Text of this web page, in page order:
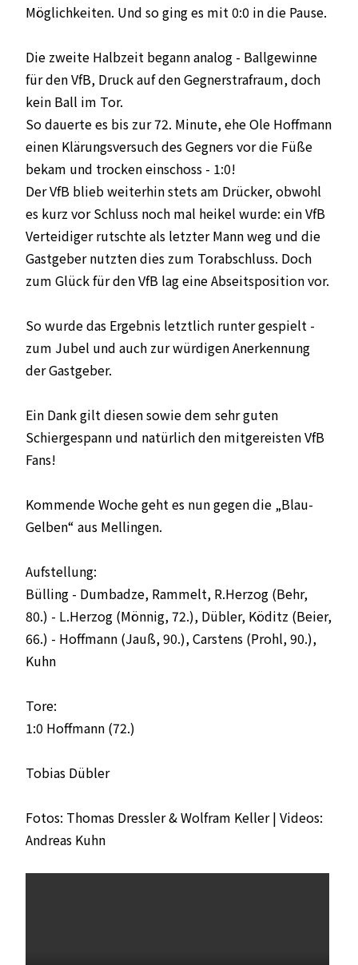
Möglichkeiten. Und so ging es mit 0:0 in die Pause.
Die zweite Halbzeit begann analog - Ballgewinne
für den VfB, Druck auf den Gegnerstrafraum, doch
kein Ball im Tor.
So dauerte es bis zur 72. Minute, ehe Ole Hoffmann
einen Klärungsversuch des Gegners vor die Füße
bekam und trocken einschoss - 1:0!
Der VfB blieb weiterhin stets am Drücker, obwohl
es kurz vor Schluss noch mal heikel wurde: ein VfB
Verteidiger rutschte als letzter Mann weg und die
Gastgeber nutzten dies zum Torabschluss. Doch
zum Glück für den VfB lag eine Abseitsposition vor.
So wurde das Ergebnis letztlich runter gespielt -
zum Jubel und auch zur würdigen Anerkennung
der Gastgeber.
Ein Dank gilt diesen sowie dem sehr guten
Schiergespann und natürlich den mitgereisten VfB
Fans!
Kommende Woche geht es nun gegen die „Blau-
Gelben“ aus Mellingen.
Aufstellung:
Bülling - Dumbadze, Rammelt, R.Herzog (Behr,
80.) - L.Herzog (Mönnig, 72.), Dübler, Köditz (Beier,
66.) - Hoffmann (Jauß, 90.), Carstens (Prohl, 90.),
Kuhn
Tore:
1:0 Hoffmann (72.)
Tobias Dübler
Fotos: Thomas Dressler & Wolfram Keller | Videos:
Andreas Kuhn